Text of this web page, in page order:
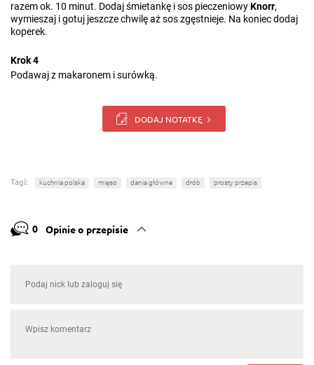
razem ok. 10 minut. Dodaj śmietankę i sos pieczeniowyKnorr,
wymieszaj i gotuj jeszcze chwilę aż sos zgęstnieje. Na koniec dodaj
koperek.
Krok 4
Podawaj z makaronem i surówką.
DODAJ NOTATKĘ
Tagi: kuchnia polska mięso dania główne drób prosty przepis
0 Opinie o przepisie